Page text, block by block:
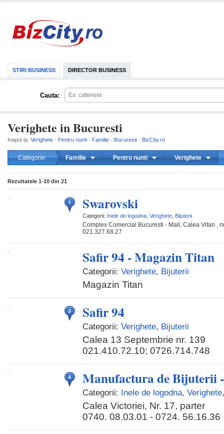
STIRI BUSINESS DIRECTOR BUSINESS
Cauta:
Verighete in Bucuresti
Inapoi la: Verighete · Pentru nunti · Familie · Bucuresti · BizCity.ro
Categorie: Familie Pentru nunti Verighete
Rezultatele 1-10 din 21
Swarovski
Categorii: Inele de logodna Verighete Bijuterii
Complex Comercial Bucuresti - Mall, Calea Vitan ,
021.327.68.27
Safir 94 - Magazin Titan
Categorii: Verighete, Bijuterii
Magazin Titan
Safir 94
Categorii: Verighete, Bijuterii
Calea 13 Septembrie nr. 139
021.410.72.10; 0726.714.748
Manufactura de Bijuterii
Categorii: Inele de logodna, Verighete
Calea Victoriei, Nr. 17, parter
0740. 08.03.01 - 0724. 56.16.36